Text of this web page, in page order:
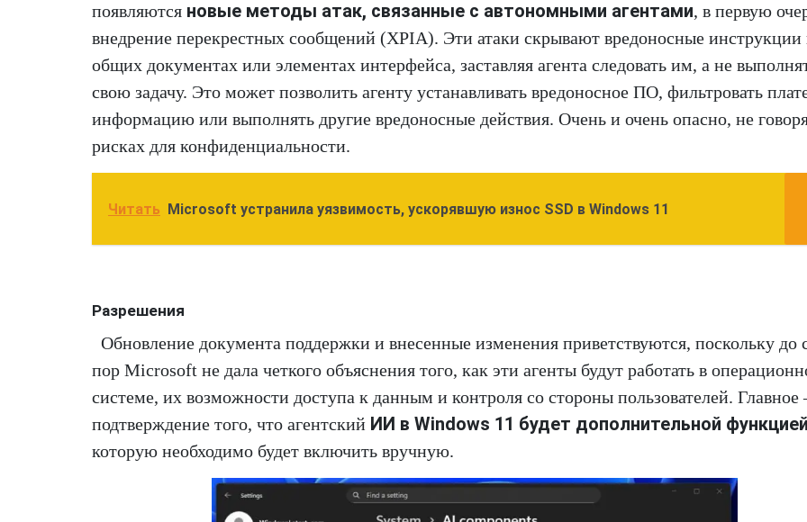
появляются новые методы атак, связанные с автономными агентами, в первую
внедрение перекрестных сообщений (XPIA). Эти атаки скрывают вредоносные инструкции
общих документах или элементах интерфейса, заставляя агента следовать им, а не
свою задачу. Это может позволить агенту устанавливать вредоносное ПО, фильтровать
информацию или выполнять другие вредоносные действия. Очень и очень опасно, не
рисках для конфиденциальности.
Читать Microsoft устранила уязвимость, ускорявшую износ SSD в Windows 11
Разрешения
Обновление документа поддержки и внесенные изменения приветствуются, поскольку до
пор Microsoft не дала четкого объяснения того, как эти агенты будут работать в
системе, их возможности доступа к данным и контроля со стороны пользователей.
подтверждение того, что агентский ИИ в Windows 11 будет дополнительной
которую необходимо будет включить вручную.